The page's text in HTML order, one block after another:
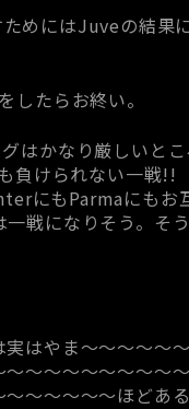
にはJuveの結果
したらお終い。
はかなり厳しいと
負けられない一
にもParmaにもお
戦になりそう。そ
はやま～～～～～
～～～～～～～～
～～～～～ほどあ